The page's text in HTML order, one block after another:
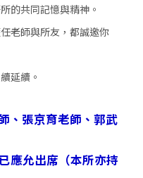
的共同記憶與精神。
老師與所友，都誠邀你
延續。
、張京育老師、郭武
應允出席（本所亦持